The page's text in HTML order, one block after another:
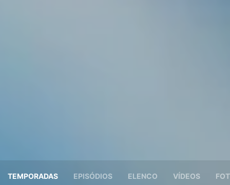
TEMPORADAS EPISÓDIOS ELENCO VÍDEOS